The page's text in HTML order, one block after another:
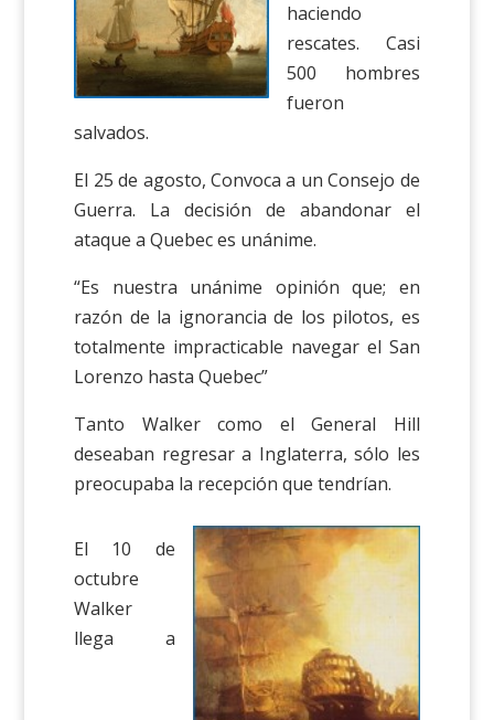
haciendo
rescates. Casi
500 hombres
fueron
salvados.
El 25 de agosto, Convoca a un Consejo de
Guerra. La decisión de abandonar el
ataque a Quebec es unánime.
“Es nuestra unánime opinión que; en
razón de la ignorancia de los pilotos, es
totalmente impracticable navegar el San
Lorenzo hasta Quebec”
Tanto Walker como el General Hill
deseaban regresar a Inglaterra, sólo les
preocupaba la recepción que tendrían.
El 10 de
octubre
Walker
llega a